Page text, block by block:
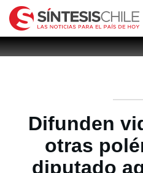
Difunden
otras
diputado